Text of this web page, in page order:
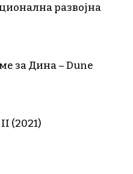
развојна
за Дина – Dune
(2021)